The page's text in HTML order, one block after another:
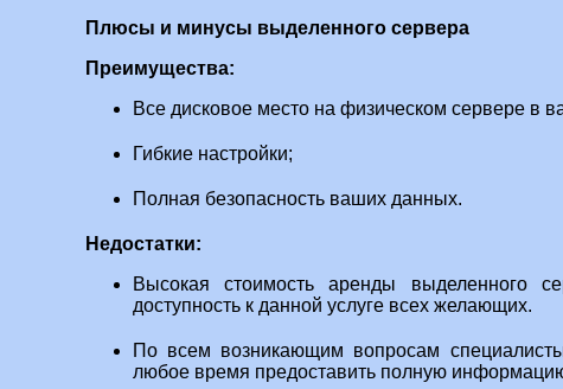
Плюсы и минусы выделенного сервера
Преимущества:
Все дисковое место на физическом сервере в
Гибкие настройки;
Полная безопасность ваших данных.
Недостатки:
Высокая стоимость аренды выделенного
доступность к данной услуге всех желающих.
По всем возникающим вопросам
любое время предоставить полную